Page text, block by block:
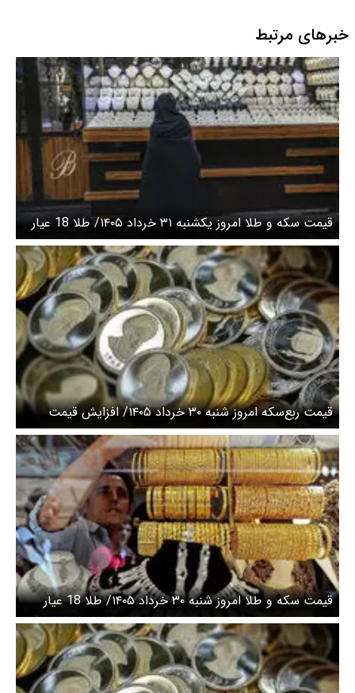
خبرهای مرتبط
قیمت سکه و طلا امروز یکشنبه ۳۱ خرداد ۱۴۰۵/ طلا 18 عیار
امروز چند؟ + جدول
قیمت ربع‌سکه امروز شنبه ۳۰ خرداد ۱۴۰۵/ افزایش قیمت
سکه
قیمت سکه و طلا امروز شنبه ۳۰ خرداد ۱۴۰۵/ طلا 18 عیار
امروز چند؟ + جدول